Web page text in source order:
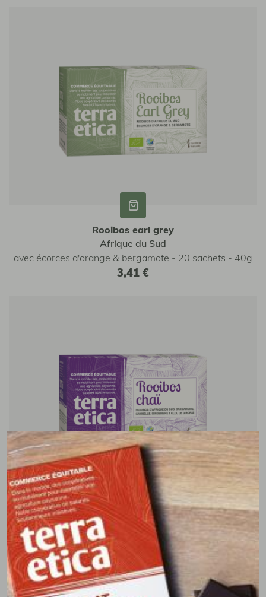
Rooibos earl grey
Afrique du Sud
avec écorces d'orange & bergamote - 20 sachets - 40g
3,41 €
Rooibos chaï
Afrique du Sud
avec cardamome, cannelle, gingembre et clou de girofle -
20 sachets - 40g
3,00 €